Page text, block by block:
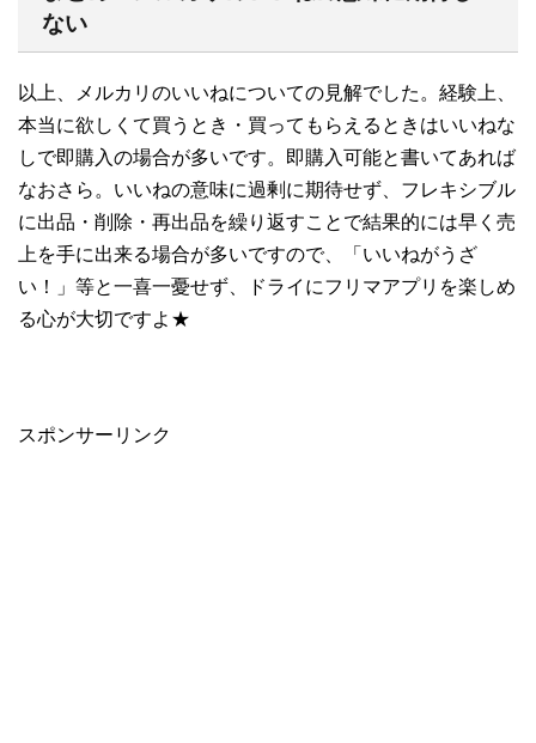
ない
以上、メルカリのいいねについての見解でした。経験上、
本当に欲しくて買うとき・買ってもらえるときはいいねな
しで即購入の場合が多いです。即購入可能と書いてあれば
なおさら。いいねの意味に過剰に期待せず、フレキシブル
に出品・削除・再出品を繰り返すことで結果的には早く売
上を手に出来る場合が多いですので、「いいねがうざ
い！」等と一喜一憂せず、ドライにフリマアプリを楽しめ
る心が大切ですよ★
スポンサーリンク